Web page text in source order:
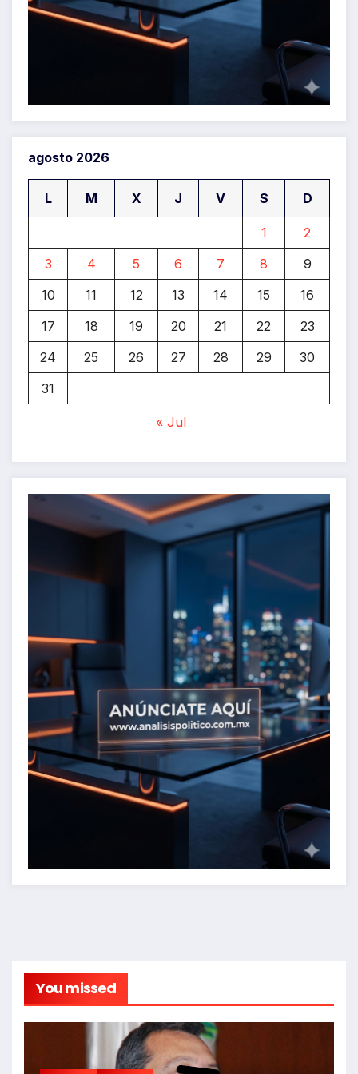
agosto 2026
L M X J V S D
1
2
3
4 5 6 7 8
9
10
11 12 13 14 15
16
17
18 19 20 21 22
23
24
25 26 27 28 29
30
31
« Jul
You missed